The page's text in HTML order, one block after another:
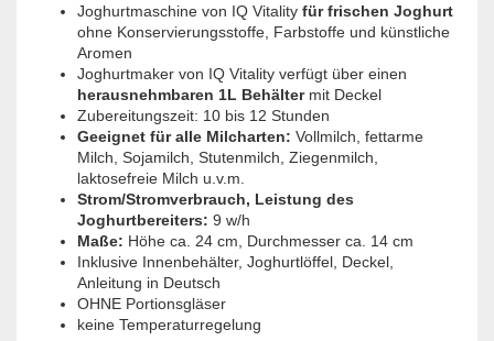
Joghurtmaschine von IQ Vitality für frischen Joghurt
ohne Konservierungsstoffe, Farbstoffe und künstliche
Aromen
Joghurtmaker von IQ Vitality verfügt über einen
herausnehmbaren 1L Behältermit Deckel
Zubereitungszeit: 10 bis 12 Stunden
Geeignet für alle Milcharten: Vollmilch, fettarme
Milch, Sojamilch, Stutenmilch, Ziegenmilch,
laktosefreie Milch u.v.m.
Strom/Stromverbrauch, Leistung des
Joghurtbereiters: 9 w/h
Maße: Höhe ca. 24 cm, Durchmesser ca. 14 cm
Inklusive Innenbehälter, Joghurtlöffel, Deckel,
Anleitung in Deutsch
OHNE Portionsgläser
keine Temperaturregelung